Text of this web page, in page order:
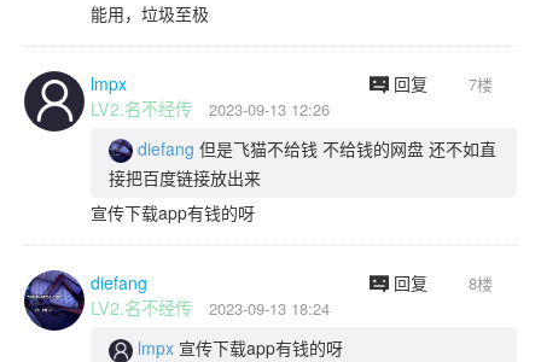
能用，垃圾至极
lmpx 回复 7楼
LV2.名不经传 2023-09-13 12:26
diefang 但是飞猫不给钱 不给钱的网盘 还不如直
接把百度链接放出来
宣传下载app有钱的呀
diefang 回复 8楼
LV2.名不经传 2023-09-13 18:24
lmpx 宣传下载app有钱的呀